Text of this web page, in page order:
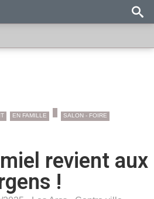
EN FAMILLE
SALON - FOIRE
revient aux
!